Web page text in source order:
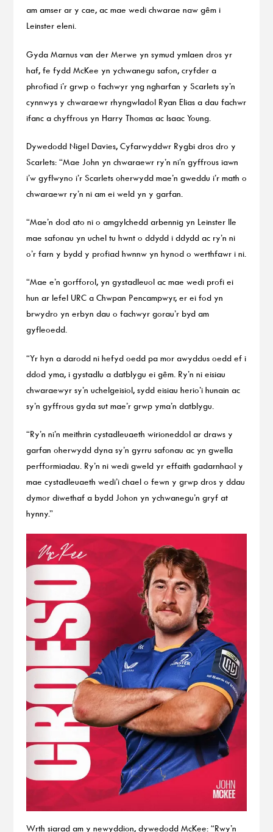
am amser ar y cae, ac mae wedi chwarae naw gêm i
Leinster eleni.
Gyda Marnus van der Merwe yn symud ymlaen dros yr
haf, fe fydd McKee yn ychwanegu safon, cryfder a
phrofiad i’r grwp o fachwyr yng ngharfan y Scarlets sy’n
cynnwys y chwaraewr rhyngwladol Ryan Elias a dau fachwr
ifanc a chyffrous yn Harry Thomas ac Isaac Young.
Dywedodd Nigel Davies, Cyfarwyddwr Rygbi dros dro y
Scarlets: “Mae John yn chwaraewr ry’n ni’n gyffrous iawn
i’w gyflwyno i’r Scarlets oherwydd mae’n gweddu i’r math o
chwaraewr ry’n ni am ei weld yn y garfan.
“Mae’n dod ato ni o amgylchedd arbennig yn Leinster lle
mae safonau yn uchel tu hwnt o ddydd i ddydd ac ry’n ni
o’r farn y bydd y profiad hwnnw yn hynod o werthfawr i ni.
“Mae e’n gorfforol, yn gystadleuol ac mae wedi profi ei
hun ar lefel URC a Chwpan Pencampwyr, er ei fod yn
brwydro yn erbyn dau o fachwyr gorau’r byd am
gyfleoedd.
“Yr hyn a darodd ni hefyd oedd pa mor awyddus oedd ef i
ddod yma, i gystadlu a datblygu ei gêm. Ry’n ni eisiau
chwaraewyr sy’n uchelgeisiol, sydd eisiau herio’i hunain ac
sy’n gyffrous gyda sut mae’r grwp yma’n datblygu.
“Ry’n ni’n meithrin cystadleuaeth wirioneddol ar draws y
garfan oherwydd dyna sy’n gyrru safonau ac yn gwella
perfformiadau. Ry’n ni wedi gweld yr effaith gadarnhaol y
mae cystadleuaeth wedi’i chael o fewn y grwp dros y ddau
dymor diwethaf a bydd Johon yn ychwanegu’n gryf at
hynny.”
Wrth siarad am y newyddion, dywedodd McKee: “Rwy’n